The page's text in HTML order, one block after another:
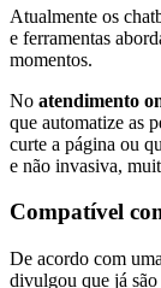
Atualmente os
e ferramentas
momentos.
No atendimento
que automatize as
curte a página ou
e não invasiva,
Compatível
De acordo com uma
divulgou que já